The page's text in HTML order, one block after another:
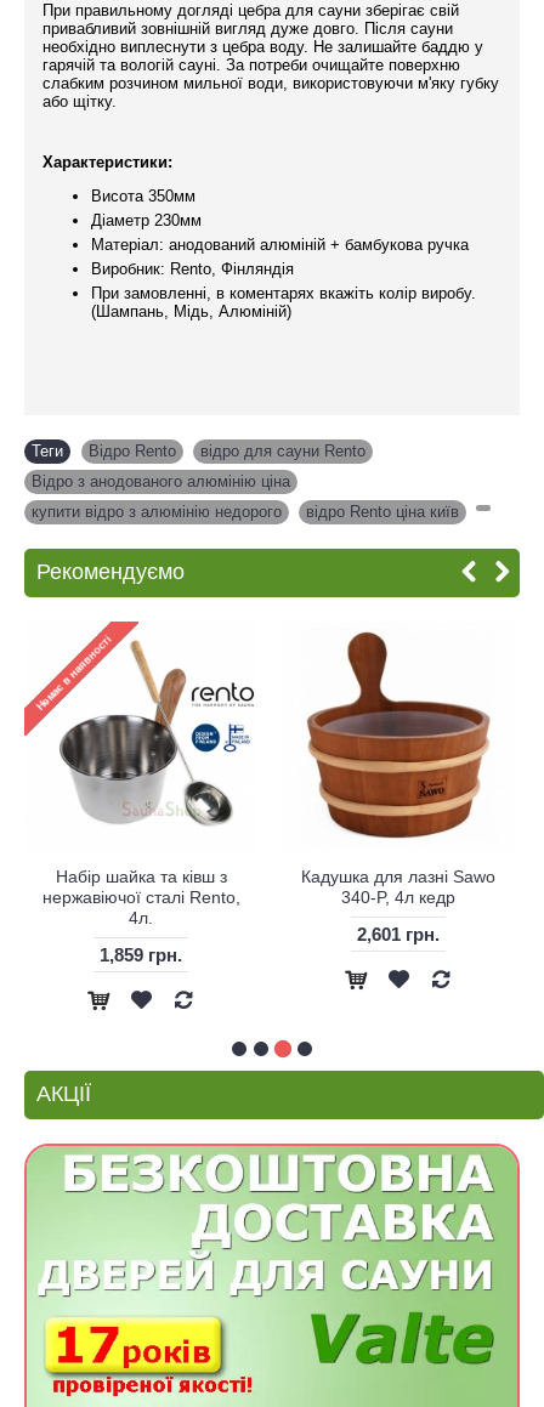
При правильному догляді цебра для сауни зберігає свій
привабливий зовнішній вигляд дуже довго. Після сауни
необхідно виплеснути з цебра воду. Не залишайте баддю у
гарячій та вологій сауні. За потреби очищайте поверхню
слабким розчином мильної води, використовуючи м'яку губку
або щітку.
Характеристики:
Висота 350мм
Діаметр 230мм
Матеріал: анодований алюміній + бамбукова ручка
Виробник: Rento, Фінляндія
При замовленні, в коментарях вкажіть колір виробу.
(Шампань, Мідь, Алюміній)
Теги Відро Rento відро для сауни Rento
Відро з анодованого алюмінію ціна
купити відро з алюмінію недорого
відро Rento ціна київ
Рекомендуємо
Набір шайка та ківш з
нержавіючої сталі Rento,
4л.
1,859 грн.
Кадушка для лазні Sawo
340-P, 4л кедр
2,601 грн.
АКЦІЇ